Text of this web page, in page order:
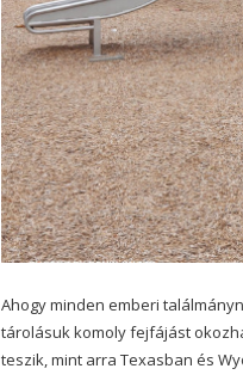
Ahogy minden emberi
tárolásuk komoly fejfájást
teszik, mint arra Texasban és